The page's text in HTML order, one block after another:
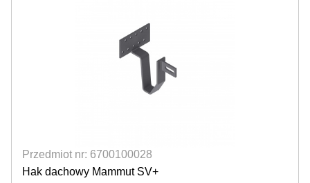
Przedmiot nr: 6700100028
Hak dachowy Mammut SV+